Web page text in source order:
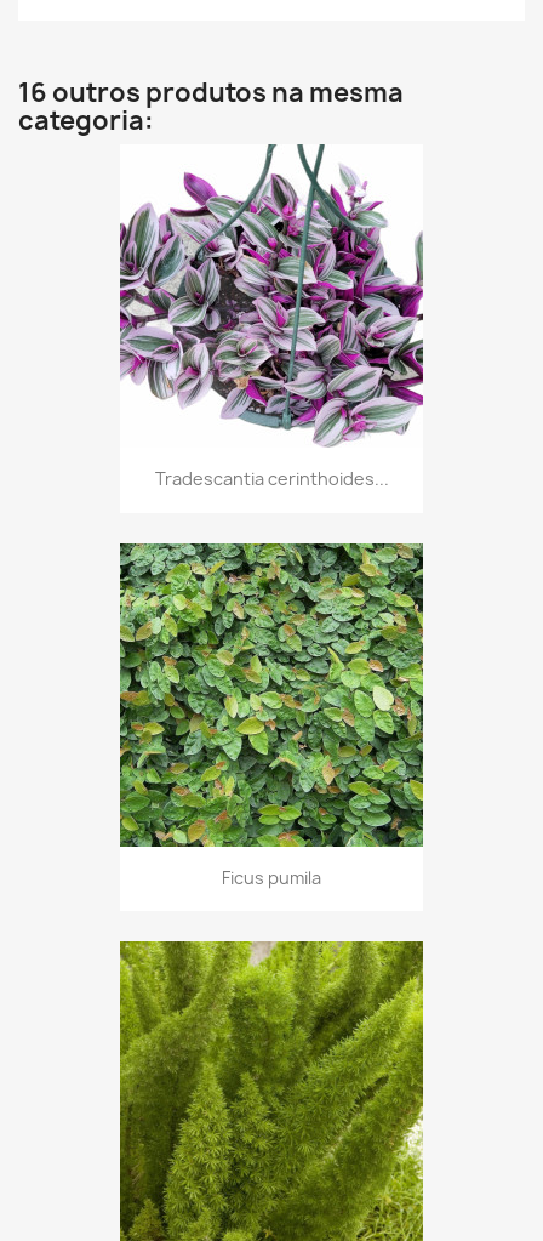
16 outros produtos na mesma
categoria:
Tradescantia cerinthoides...
Ficus pumila